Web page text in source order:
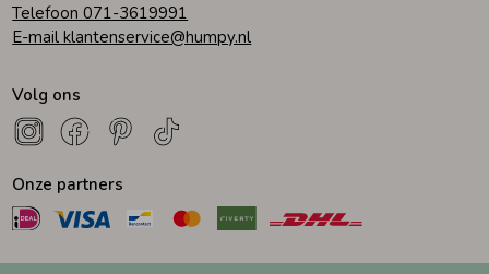
Telefoon 071-3619991
E-mail klantenservice@humpy.nl
Volg ons
Onze partners